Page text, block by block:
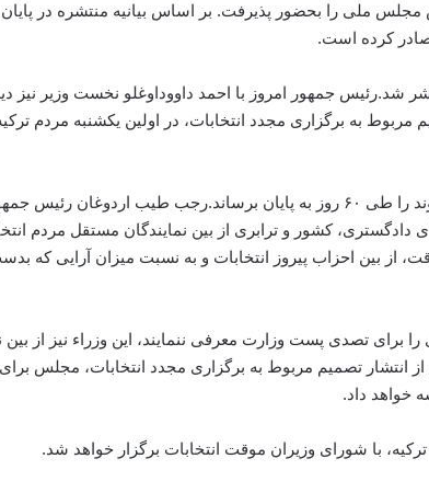
ملی را بحضور پذیرفت. بر اساس بیانیه منتشره در پایان
صادر کرده است.
شد.رئیس جمهور امروز با احمد داووداوغلو نخست وزیر نیز
از اتخاذ تصمیم مربوط به برگزاری مجدد انتخابات، در اولین یکشنبه مردم
شورای عالی انتخابات در نظر دارد تا این روند را طی ۶۰ روز به پایان برساند.رجب طیب اردوغان
دادگستری، کشور و ترابری از بین نمایندگان مستقل مردم
از بین احزاب پیروز انتخابات و به نسبت میزان آرایی که
برای تصدی پست وزارت معرفی ننمایند، این وزراء نیز از بین
انتخاب خواهند شد.5 روز پس از انتشار تصمیم مربوط به برگزاری مجدد انتخابات، مجلس
خواهد داد.
با شورای وزیران موقت انتخابات برگزار خواهد شد.